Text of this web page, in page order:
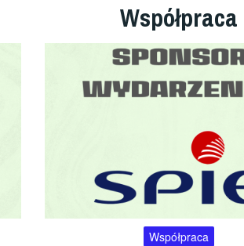
Współpraca
Współpraca